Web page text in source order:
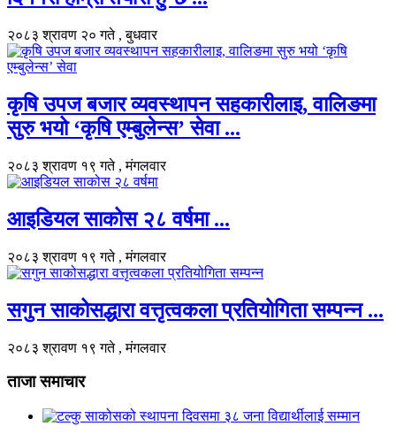
२०८३ श्रावण २० गते , बुधवार
कृषि उपज बजार व्यवस्थापन सहकारीलाइ, वालिङमा
सुरु भयो ‘कृषि एम्बुलेन्स’ सेवा ...
२०८३ श्रावण १९ गते , मंगलवार
आइडियल साकोस २८ वर्षमा ...
२०८३ श्रावण १९ गते , मंगलवार
सगुन साकोसद्धारा वत्तृत्वकला प्रतियोगिता सम्पन्न ...
२०८३ श्रावण १९ गते , मंगलवार
ताजा समाचार